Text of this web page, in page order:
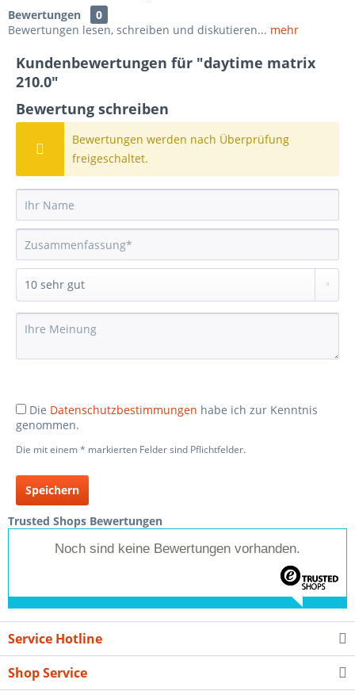
Bewertungen
0
Bewertungen lesen, schreiben und diskutieren... mehr
Kundenbewertungen für "daytime matrix
210.0"
Bewertung schreiben
Bewertungen werden nach Überprüfung
freigeschaltet.
Die Datenschutzbestimmungen habe ich zur Kenntnis
genommen.
Die mit einem * markierten Felder sind Pflichtfelder.
Speichern
Trusted Shops Bewertungen
Noch sind keine Bewertungen vorhanden.
Service Hotline
Shop Service